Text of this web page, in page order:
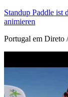
Standup Paddle ist
animieren
Portugal em Direto